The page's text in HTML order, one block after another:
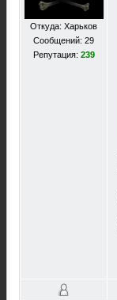
Откуда: Харьков
Сообщений: 29
Репутация: 239